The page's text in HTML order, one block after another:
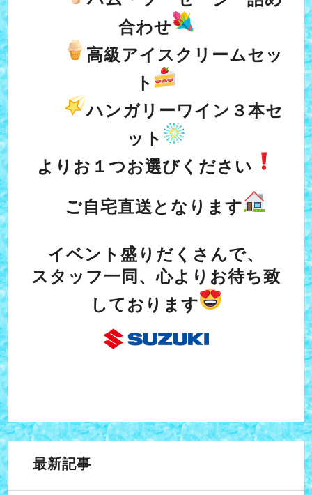
合わせ
高級アイスクリームセッ
ト
ハンガリーワイン３本セ
ット
よりお１つお選びください
ご自宅直送となります
イベント盛りだくさんで、
スタッフ一同、心よりお待ち致
しております
最新記事